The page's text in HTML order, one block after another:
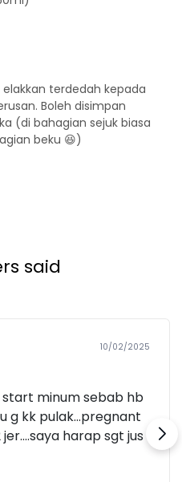
terdedah kepada
Boleh disimpan
(di bahagian sejuk biasa
beku 😆)
said
10/02/2025
start minum sebab hb
g kk pulak...pregnant
harap sgt jus